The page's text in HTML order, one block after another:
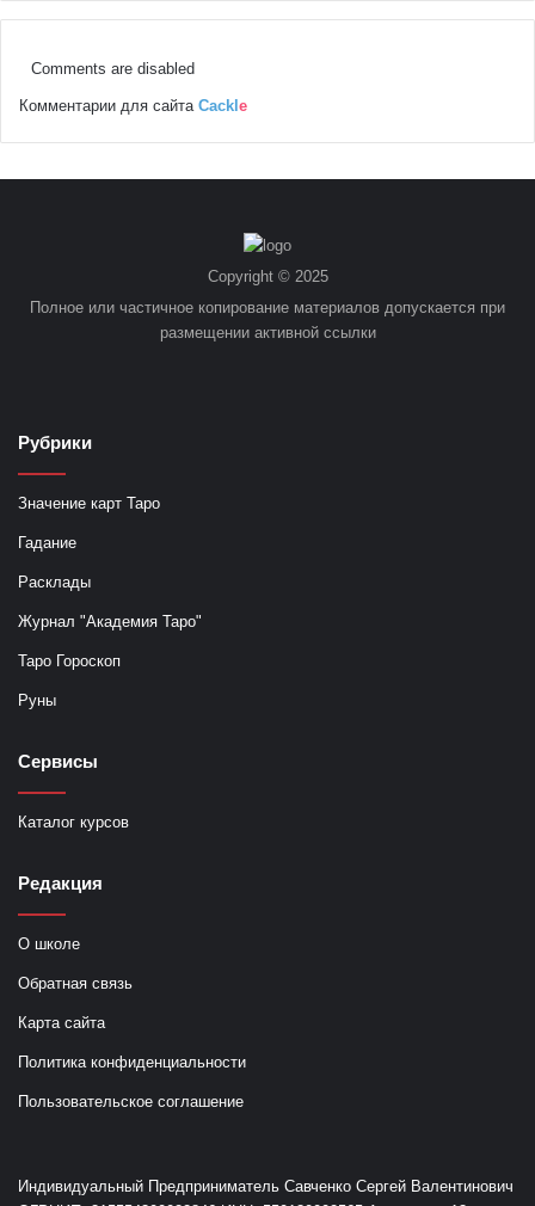
Comments are disabled
Комментарии для сайта Cackl e
Copyright © 2025
Полное или частичное копирование материалов допускается при
размещении активной ссылки
Рубрики
Значение карт Таро
Гадание
Расклады
Журнал "Академия Таро"
Таро Гороскоп
Руны
Сервисы
Каталог курсов
Редакция
О школе
Обратная связь
Карта сайта
Политика конфиденциальности
Пользовательское соглашение
Индивидуальный Предприниматель Савченко Сергей Валентинович